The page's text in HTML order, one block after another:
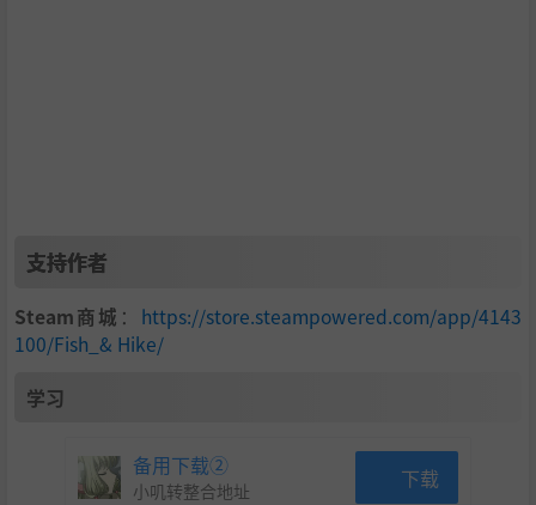
支持作者
Steam商城 ： https://store.steampowered.com/app/4143
100/Fish_& Hike/
学习
备用下载②
小叽转整合地址 下载